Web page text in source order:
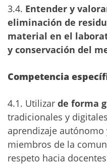
3.4. Entender y
eliminación de
material en el
y conservación del
Competencia
4.1. Utilizar de forma
tradicionales y
aprendizaje
miembros de la
respeto hacia